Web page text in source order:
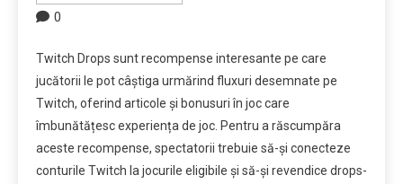
0
Twitch Drops sunt recompense interesante pe care
jucătorii le pot câștiga urmărind fluxuri desemnate pe
Twitch, oferind articole și bonusuri în joc care
îmbunătățesc experiența de joc. Pentru a răscumpăra
aceste recompense, spectatorii trebuie să-și conecteze
conturile Twitch la jocurile eligibile și să-și revendice drops-